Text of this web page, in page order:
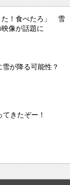
た！食べたろ」 雪
像が話題に
雪が降る可能性？
きたぞー！